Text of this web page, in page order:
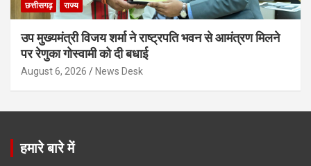
छत्तीसगढ़ राज्य
उप मुख्यमंत्री विजय शर्मा ने राष्ट्रपति भवन से आमंत्रण मिलने
पर रेणुका गोस्वामी को दी बधाई
August 6, 2026 News Desk
हमारे बारे में